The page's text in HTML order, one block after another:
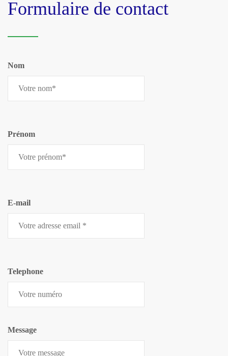
Formulaire de contact
Nom
Prénom
E-mail
Telephone
Message